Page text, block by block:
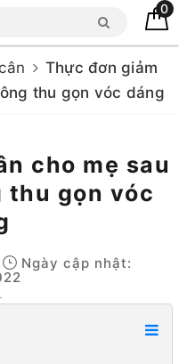
0
Thực đơn giảm
thu gọn vóc dáng
cho mẹ sau
thu gọn vóc
Ngày cập nhật: